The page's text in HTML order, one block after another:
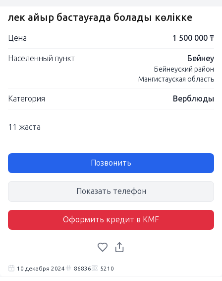
Үлек айыр бастауғада болады көлікке
Цена 1 500 000 ₸
Населенный пункт Бейнеу
Бейнеуский район
Мангистауская область
Категория Верблюды
11 жаста
Позвонить
Показать телефон
Оформить кредит в KMF
10 декабря 2024 86836 5210